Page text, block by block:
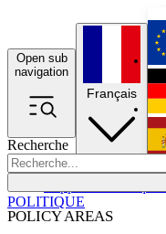
Open sub
navigation
Recherche
POLICY AREAS
Français
POLITIQUE